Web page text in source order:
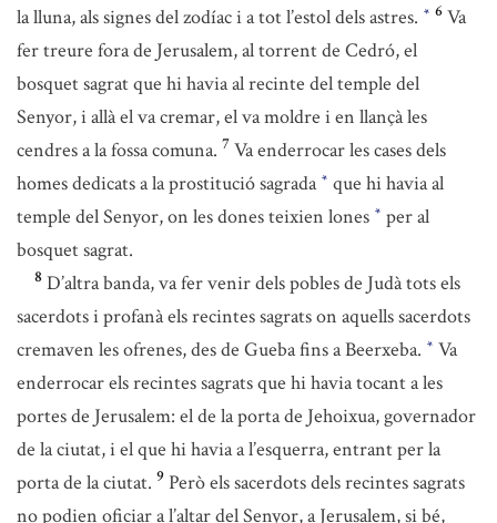
la lluna, als signes del zodíac i a tot l’estol dels astres. * 6 Va
fer treure fora de Jerusalem, al torrent de Cedró, el
bosquet sagrat que hi havia al recinte del temple del
Senyor, i allà el va cremar, el va moldre i en llançà les
cendres a la fossa comuna. 7 Va enderrocar les cases dels
homes dedicats a la prostitució sagrada * que hi havia al
temple del Senyor, on les dones teixien lones * per al
bosquet sagrat.
8 D’altra banda, va fer venir dels pobles de Judà tots els
sacerdots i profanà els recintes sagrats on aquells sacerdots
cremaven les ofrenes, des de Gueba fins a Beerxeba. * Va
enderrocar els recintes sagrats que hi havia tocant a les
portes de Jerusalem: el de la porta de Jehoixua, governador
de la ciutat, i el que hi havia a l’esquerra, entrant per la
porta de la ciutat. 9 Però els sacerdots dels recintes sagrats
no podien oficiar a l’altar del Senyor, a Jerusalem, si bé,